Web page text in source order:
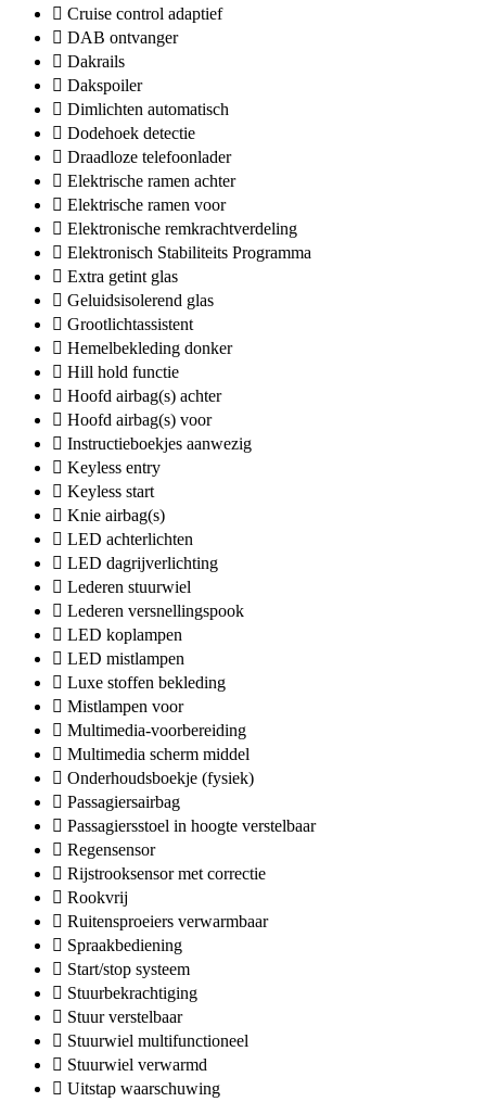
Cruise control adaptief
DAB ontvanger
Dakrails
Dakspoiler
Dimlichten automatisch
Dodehoek detectie
Draadloze telefoonlader
Elektrische ramen achter
Elektrische ramen voor
Elektronische remkrachtverdeling
Elektronisch Stabiliteits Programma
Extra getint glas
Geluidsisolerend glas
Grootlichtassistent
Hemelbekleding donker
Hill hold functie
Hoofd airbag(s) achter
Hoofd airbag(s) voor
Instructieboekjes aanwezig
Keyless entry
Keyless start
Knie airbag(s)
LED achterlichten
LED dagrijverlichting
Lederen stuurwiel
Lederen versnellingspook
LED koplampen
LED mistlampen
Luxe stoffen bekleding
Mistlampen voor
Multimedia-voorbereiding
Multimedia scherm middel
Onderhoudsboekje (fysiek)
Passagiersairbag
Passagiersstoel in hoogte verstelbaar
Regensensor
Rijstrooksensor met correctie
Rookvrij
Ruitensproeiers verwarmbaar
Spraakbediening
Start/stop systeem
Stuurbekrachtiging
Stuur verstelbaar
Stuurwiel multifunctioneel
Stuurwiel verwarmd
Uitstap waarschuwing